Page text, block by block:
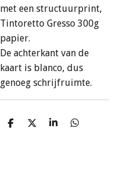
met een structuurprint,
Tintoretto Gresso 300g
papier.
De achterkant van de
kaart is blanco, dus
genoeg schrijfruimte.
D
D
S
D